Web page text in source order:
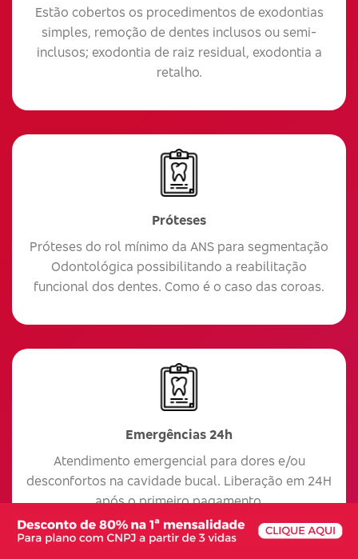
Estão cobertos os procedimentos de exodontias
simples, remoção de dentes inclusos ou semi-
inclusos; exodontia de raiz residual, exodontia a
retalho.
Próteses
Próteses do rol mínimo da ANS para segmentação
Odontológica possibilitando a reabilitação
funcional dos dentes. Como é o caso das coroas.
Emergências 24h
Atendimento emergencial para dores e/ou
desconfortos na cavidade bucal. Liberação em 24H
após o primeiro pagamento.